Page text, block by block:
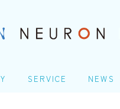
SERVICE NEWS